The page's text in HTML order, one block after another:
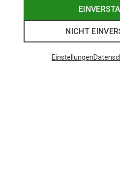
NICHT
Einstellungen